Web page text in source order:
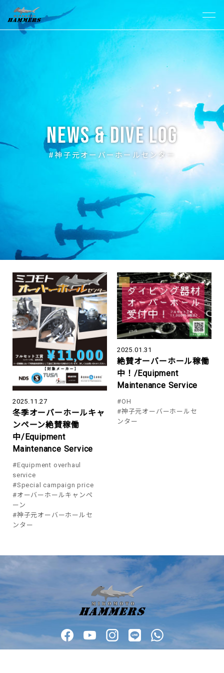
News & Dive Log
#神子元オーバーホールセンター
2025.11.27
冬季オーバーホールキャ
ンペーン絶賛稼働
中/Equipment
Maintenance Service
#Equipment overhaul
service
#Special campaign price
#オーバーホールキャンペ
ーン
#神子元オーバーホールセ
ンター
2025.01.31
絶賛オーバーホール稼働
中！/Equipment
Maintenance Service
#OH
#神子元オーバーホールセ
ンター